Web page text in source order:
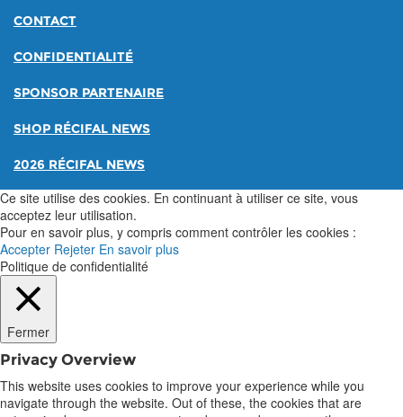
CONTACT
CONFIDENTIALITÉ
SPONSOR PARTENAIRE
SHOP RÉCIFAL NEWS
2026 RÉCIFAL NEWS
Ce site utilise des cookies. En continuant à utiliser ce site, vous
acceptez leur utilisation.
Pour en savoir plus, y compris comment contrôler les cookies :
Accepter Rejeter En savoir plus
Politique de confidentialité
Fermer
Privacy Overview
This website uses cookies to improve your experience while you
navigate through the website. Out of these, the cookies that are